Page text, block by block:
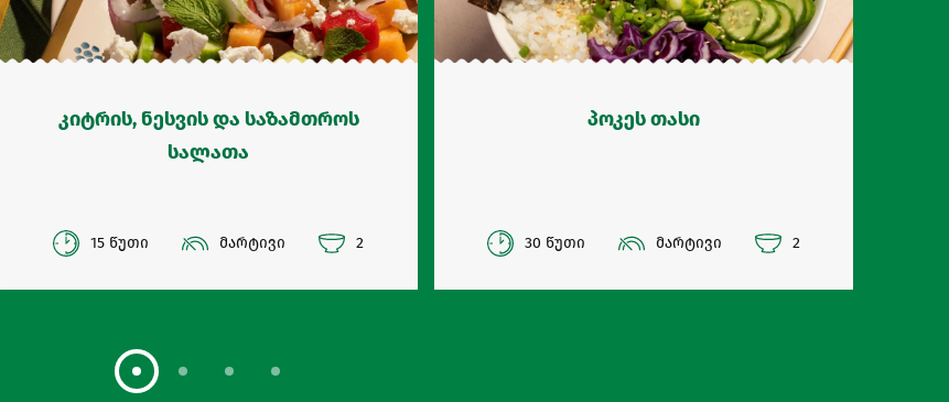
კიტრის, ნესვის და საზამთროს
სალათა
15 წუთი მარტივი 2
პოკეს თასი
30 წუთი მარტივი 2